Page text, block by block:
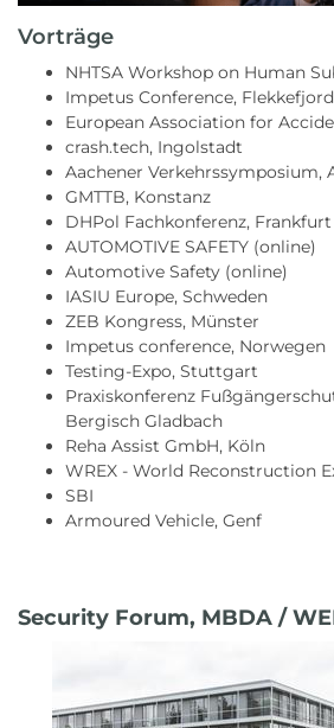
Vorträge
NHTSA Workshop on Human
Impetus Conference, Flekkefjord
European Association for
crash.tech, Ingolstadt
Aachener Verkehrssymposium,
GMTTB, Konstanz
DHPol Fachkonferenz, Frankfurt
AUTOMOTIVE SAFETY (online)
Automotive Safety (online)
IASIU Europe, Schweden
ZEB Kongress, Münster
Impetus conference, Norwegen
Testing-Expo, Stuttgart
Praxiskonferenz
Bergisch Gladbach
Reha Assist GmbH, Köln
WREX - World Reconstruction
SBI
Armoured Vehicle, Genf
Security Forum, MBDA /